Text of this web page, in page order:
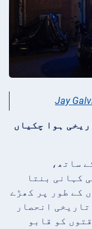
Jay
سے زیادہ تاریخی ہوا چکیاں
ساتھ،
کہانی بنتا
کے طور پر کھڑے
انحصار
کو قابو